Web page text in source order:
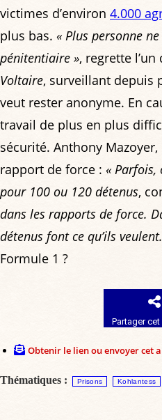
victimes d’environ 4.000
plus bas. « Plus personne
pénitentiaire », regrette l’un
Voltaire, surveillant depuis
veut rester anonyme. En
travail de plus en plus
sécurité. Anthony Mazoyer,
rapport de force : «
pour 100 ou 120 détenus,
dans les rapports de force.
détenus font ce qu’ils
Formule 1 ?
Partager
Obtenir le lien ou envoyer cet
Thématiques : Prisons Kohlantess